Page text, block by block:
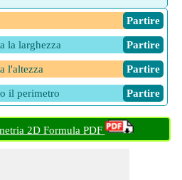
​ Partire
la larghezza ​ Partire
l'altezza ​ Partire
il perimetro ​ Partire
2D Formula PDF